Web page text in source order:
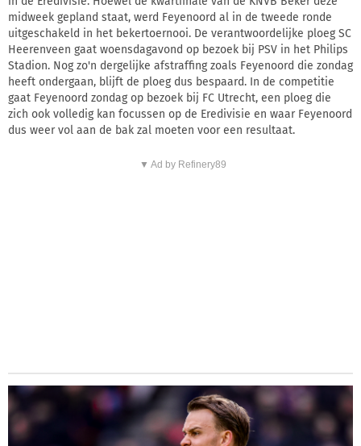
midweek gepland staat, werd Feyenoord al in de tweede ronde
uitgeschakeld in het bekertoernooi. De verantwoordelijke ploeg SC
Heerenveen gaat woensdagavond op bezoek bij PSV in het Philips
Stadion. Nog zo'n dergelijke afstraffing zoals Feyenoord die zondag
heeft ondergaan, blijft de ploeg dus bespaard. In de competitie
gaat Feyenoord zondag op bezoek bij FC Utrecht, een ploeg die
zich ook volledig kan focussen op de Eredivisie en waar Feyenoord
dus weer vol aan de bak zal moeten voor een resultaat.
▼ Ad by Refinery89